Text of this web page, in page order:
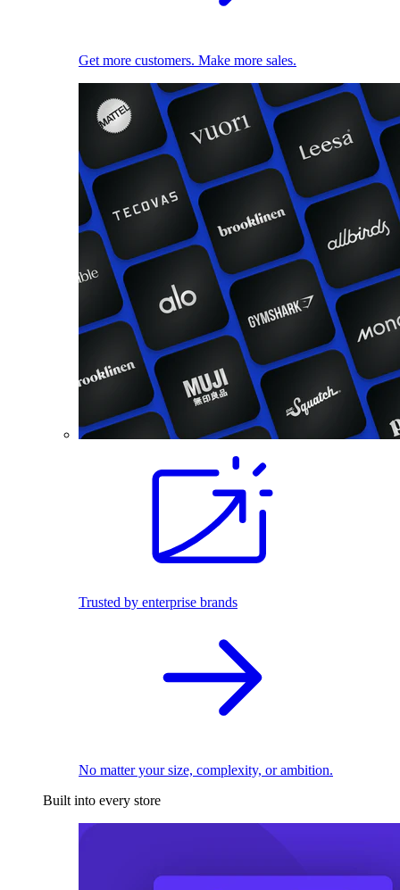
Get more customers. Make more sales.
Trusted by enterprise brands
No matter your size, complexity, or ambition.
Built into every store